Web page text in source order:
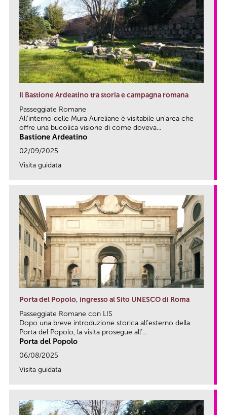
Il Bastione Ardeatino tra storia e campagna romana
Passeggiate Romane
All’interno delle Mura Aureliane è visitabile un’area che
offre una bucolica visione di come doveva...
Bastione Ardeatino
02/09/2025
Visita guidata
Porta del Popolo, ingresso al Sito UNESCO di Roma
Passeggiate Romane con LIS
Dopo una breve introduzione storica all’esterno della
Porta del Popolo, la visita prosegue all’...
Porta del Popolo
06/08/2025
Visita guidata